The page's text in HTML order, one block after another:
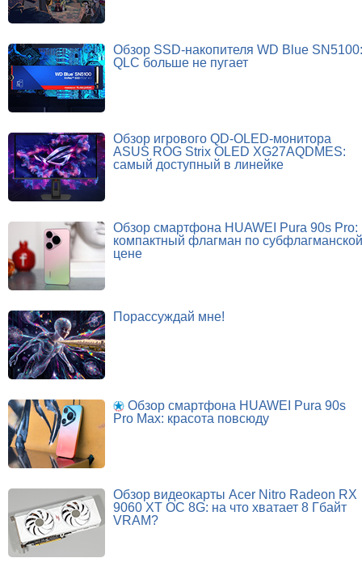
Обзор SSD-накопителя WD Blue SN5100:
QLC больше не пугает
Обзор игрового QD-OLED-монитора
ASUS ROG Strix OLED XG27AQDMES:
самый доступный в линейке
Обзор смартфона HUAWEI Pura 90s Pro:
компактный флагман по субфлагманской
цене
Порассуждай мне!
Обзор смартфона HUAWEI Pura 90s
Pro Max: красота повсюду
Обзор видеокарты Acer Nitro Radeon RX
9060 XT OC 8G: на что хватает 8 Гбайт
VRAM?